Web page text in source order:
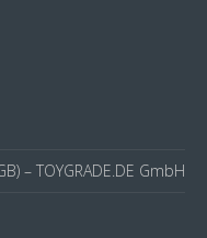
– TOYGRADE.DE GmbH